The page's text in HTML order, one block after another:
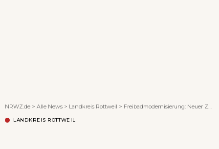
NRWZ.de > Alle News > Landkreis Rottweil > Freibadmodernisierung: Neuer Zuschusstopf
LANDKREIS ROTTWEIL